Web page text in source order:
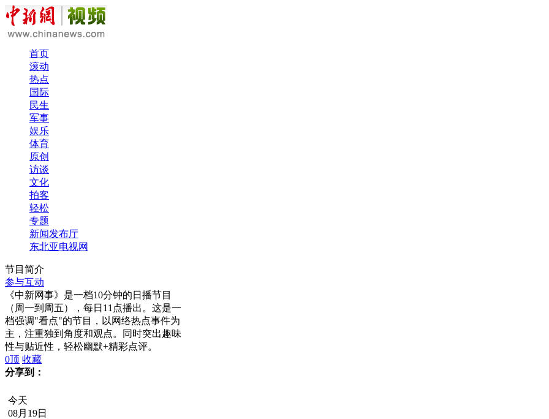
首页
滚动
热点
国际
民生
军事
娱乐
体育
原创
访谈
文化
拍客
轻松
专题
新闻发布厅
东北亚电视网
节目简介
参与互动
《中新网事》是一档10分钟的日播节目
（周一到周五），每日11点播出。这是一
档强调"看点"的节目，以网络热点事件为
主，注重独到角度和观点。同时突出趣味
性与贴近性，轻松幽默+精彩点评。
0顶 收藏
分享到：
今天
08月19日